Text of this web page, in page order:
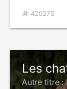
420275
Les
Autre titre :